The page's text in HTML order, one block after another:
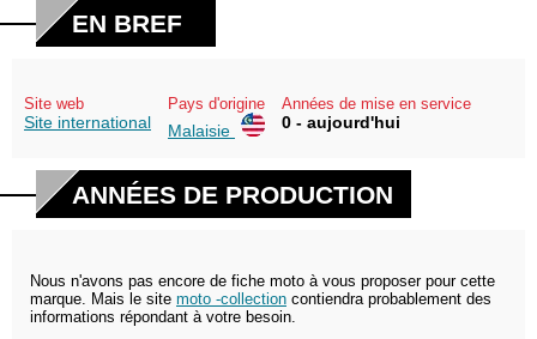
EN BREF
Site web
Site international
Pays d'origine
Malaisie
Années de mise en service
0 - aujourd'hui
ANNÉES DE PRODUCTION
Nous n'avons pas encore de fiche moto à vous proposer pour cette
marque. Mais le site moto -collection contiendra probablement des
informations répondant à votre besoin.